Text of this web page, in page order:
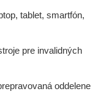
tablet, smartfón,
pre invalidných
oddelene